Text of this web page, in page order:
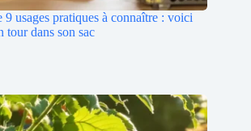
9 usages pratiques à connaître : voici
tour dans son sac